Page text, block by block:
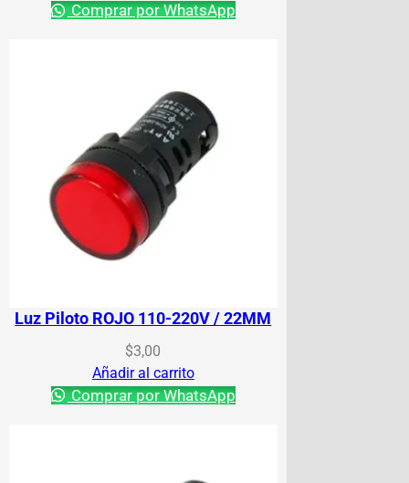
Comprar por WhatsApp
Luz Piloto ROJO 110-220V / 22MM
$3,00
Añadir al carrito
Comprar por WhatsApp